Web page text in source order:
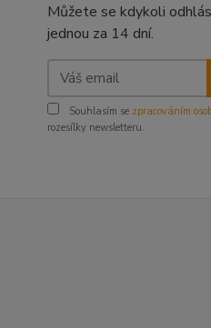
Můžete se kdykoli
jednou za 14 dní.
Souhlasím se zpracováním
rozesílky newsletteru.